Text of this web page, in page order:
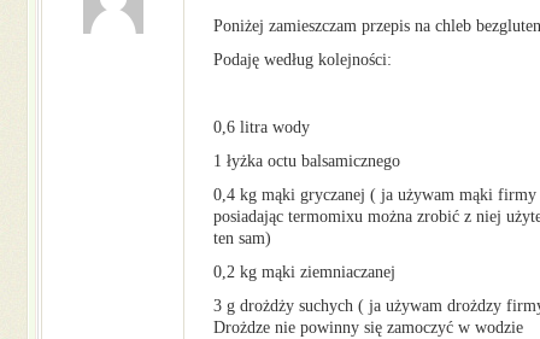
Poniżej zamieszczam przepis na chleb
Podaję według kolejności:
0,6 litra wody
1 łyżka octu balsamicznego
0,4 kg mąki gryczanej ( ja używam mąki
posiadając termomixu można zrobić z niej
ten sam)
0,2 kg mąki ziemniaczanej
3 g drożdży suchych ( ja używam drożdzy
Drożdze nie powinny się zamoczyć w wodzie